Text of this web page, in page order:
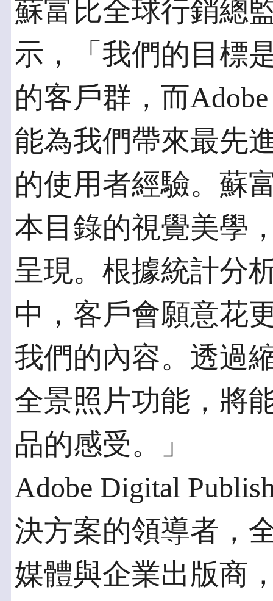
蘇富比全球行銷總
示，「我們的目標
的客戶群，而
能為我們帶來最先
的使用者經驗。蘇
本目錄的視覺美學
呈現。根據統計分
中，客戶會願意花
我們的內容。透過
全景照片功能，將
品的感受。」
Adobe Digital
決方案的領導者，
媒體與企業出版商